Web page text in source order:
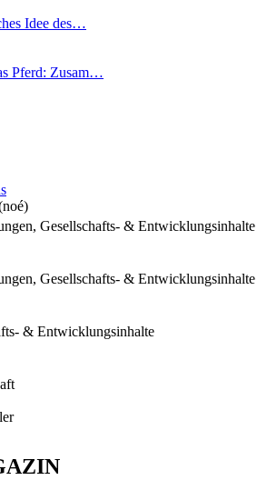
Idee des…
Pferd: Zusam…
Gesellschafts- & Entwicklungsinhalte
Gesellschafts- & Entwicklungsinhalte
& Entwicklungsinhalte